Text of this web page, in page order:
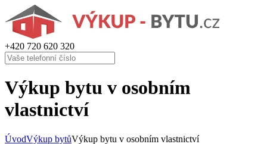
+420 720 620 320
Výkup bytu v osobním
vlastnictví
ÚvodVýkup bytůVýkup bytu v osobním vlastnictví